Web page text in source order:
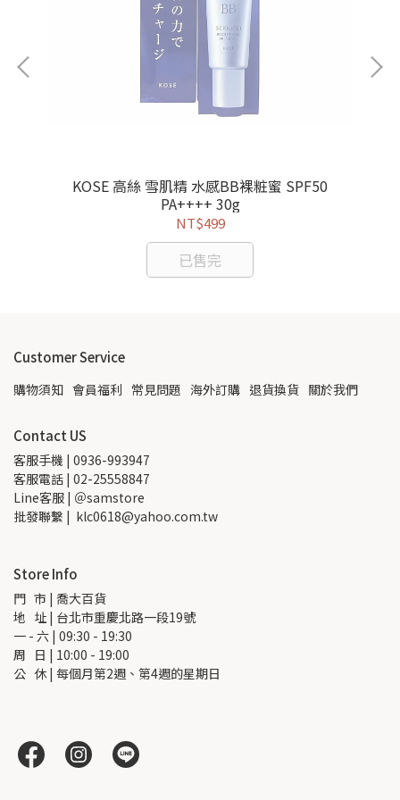
KOSE 高絲 雪肌精 水感BB裸粧蜜 SPF50
PA++++ 30g
NT$499
已售完
Customer Service
購物須知 會員福利 常見問題 海外訂購 退貨換貨 關於我們
Contact US
客服手機 | 0936-993947
客服電話 | 02-25558847
Line客服 | ＠samstore
批發聯繫 |  klc0618@yahoo.com.tw
Store Info
門   市 | 喬大百貨
地   址 | 台北市重慶北路一段19號
一 - 六 | 09:30 - 19:30
周   日 | 10:00 - 19:00
公   休 | 每個月第2週、第4週的星期日